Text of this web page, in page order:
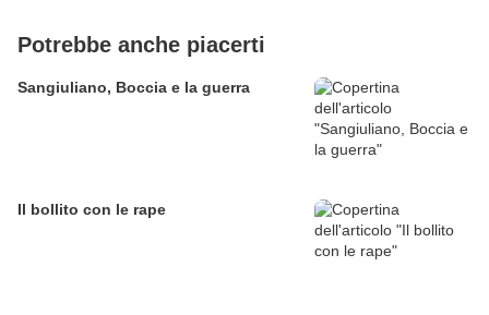
Potrebbe anche piacerti
Sangiuliano, Boccia e la guerra
Il bollito con le rape